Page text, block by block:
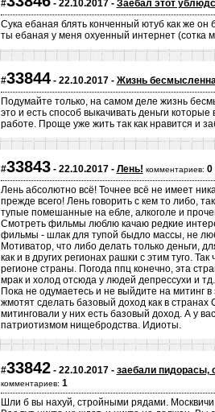
# - 22.10.2017 - Заебал этот
Сука ебаная блять конченный ютуб как же он
ты ебаная у меня охуенный интернет (сотка
#33844- 22.10.2017 - Жизнь
Подумайте только, на самом деле жизнь
это и есть способ выкачивать деньги
работе. Проще уже жить так как нравится и
#33843- 22.10.2017 - Лень! комментариев: 0
Лень абсолютно всё! Точнее всё не имеет
прежде всего! Лень говорить с кем то либо,
тупые помешанные на ебле, алкоголе и
Смотреть фильмы люблю качаю редкие
фильмы - шлак для тупой быдло массы, не
Мотиватор, что либо делать только деньги,
как и в других регионах рашки с этим туго.
регионе страны. Погода ппц конечно, эта
мрак и холод отсюда у людей депрессухи и
Пока не одумаетесь и не выйдите на митинг
жмотят сделать базовый доход как в
митинговали у них есть базовый доход. А у
патриотизмом нищебродства. Идиоты.
#33842- 22.10.2017 - заебали пидорасы,
комментариев: 1
Шли б вы нахуй, стройными рядами.